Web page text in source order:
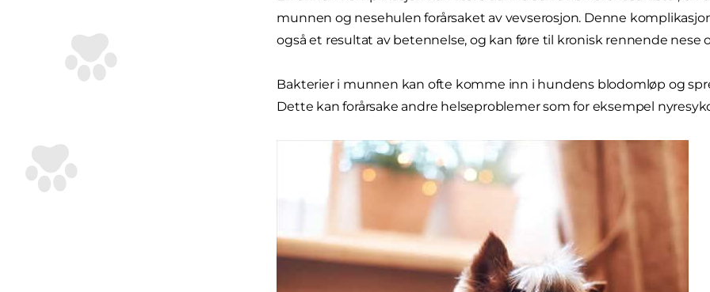
munnen og nesehulen forårsaket av vevserosjon. Denne
også et resultat av betennelse, og kan føre til kronisk rennende nese
Bakterier i munnen kan ofte komme inn i hundens blodomløp og
Dette kan forårsake andre helseproblemer som for eksempel